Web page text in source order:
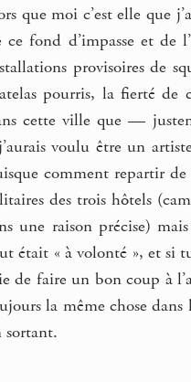
que moi c’est elle que
ce fond d’impasse et de
provisoires de
pourris, la fierté de
cette ville que —
voulu être un
comment repartir
des trois hôtels
une raison précise)
était « à volonté », et si
de faire un bon coup à
la même chose dans
sortant.